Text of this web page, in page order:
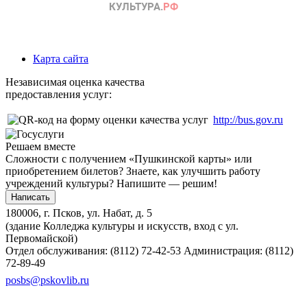
Карта сайта
Независимая оценка качества
предоставления услуг:
http://bus.gov.ru
Решаем вместе
Сложности с получением «Пушкинской карты» или
приобретением билетов? Знаете, как улучшить работу
учреждений культуры? Напишите — решим!
Написать
180006, г. Псков, ул. Набат, д. 5
(здание Колледжа культуры и искусств, вход с ул.
Первомайской)
Отдел обслуживания: (8112) 72-42-53 Администрация: (8112)
72-89-49
posbs@pskovlib.ru